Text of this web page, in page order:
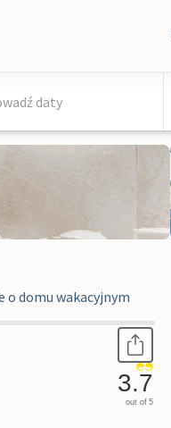
daty
o domu wakacyjnym
3.7
out of 5